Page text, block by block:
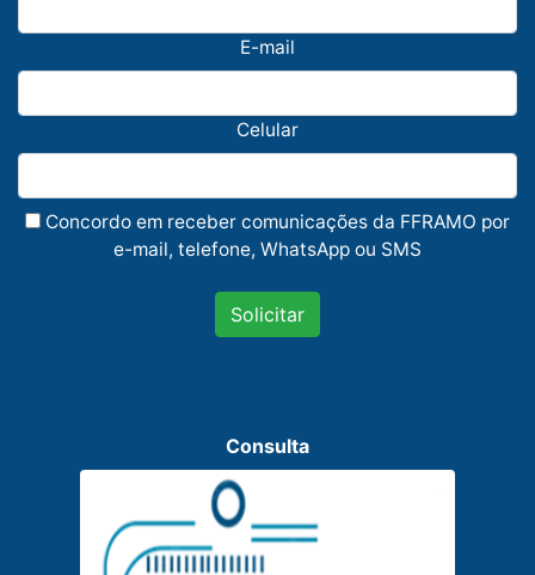
E-mail
Celular
Concordo em receber comunicações da FFRAMO por
e-mail, telefone, WhatsApp ou SMS
Solicitar
Consulta